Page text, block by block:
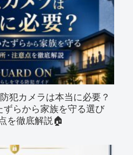
犯カメラは本当に必要？
ずらから家族を守る選び
を徹底解説🏠